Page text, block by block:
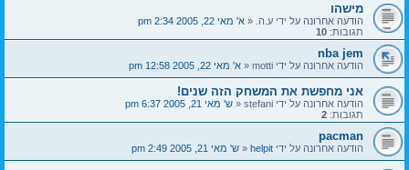
מישהו
הודעה אחרונה על ידי ע.ה. « א' מאי 22, 2005 2:34 pm
תגובות: 10
nba jem
הודעה אחרונה על ידי motti
« א' מאי 22, 2005 12:58 pm
אני מחפשת את המשחק הזה שנים!
הודעה אחרונה על ידי stefani
« ש' מאי 21, 2005 6:37 pm
תגובות: 2
pacman
הודעה אחרונה על ידי helpit
« ש' מאי 21, 2005 2:49 pm